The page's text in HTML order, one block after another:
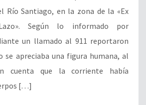
Río Santiago, en la zona de la «Ex
Según lo informado por
un llamado al 911 reportaron
se apreciaba una figura humana, al
cuenta que la corriente había
[…]